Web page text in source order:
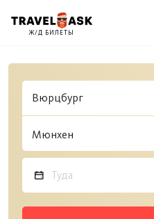
Ж/Д БИЛЕТЫ